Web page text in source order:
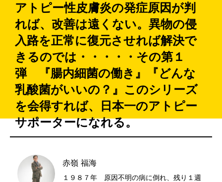
アトピー性皮膚炎の発症原因が判
れば、改善は遠くない。異物の侵
入路を正常に復元させれば解決で
きるのでは・・・・・その第１
弾 『腸内細菌の働き』『どんな
乳酸菌がいいの？』このシリーズ
を会得すれば、日本一のアトピー
サポーターになれる。
赤嶺 福海
１９８７年 原因不明の病に倒れ、残り１週